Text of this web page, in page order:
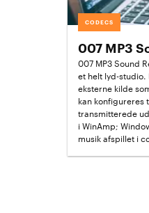
CODECS
007 MP3
007 MP3 Sound
et helt lyd-studio.
eksterne kilde
kan konfigureres
transmitterede
i WinAmp;
musik afspillet i